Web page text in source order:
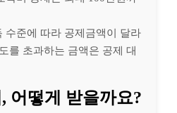
수준에 따라 공제금액이 달라
를 초과하는 금액은 공제 대
어떻게 받을까요?